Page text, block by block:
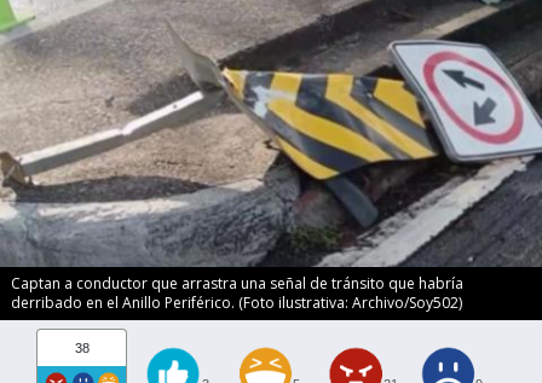
Captan a conductor que arrastra una señal de tránsito que habría
derribado en el Anillo Periférico. (Foto ilustrativa: Archivo/Soy502)
38